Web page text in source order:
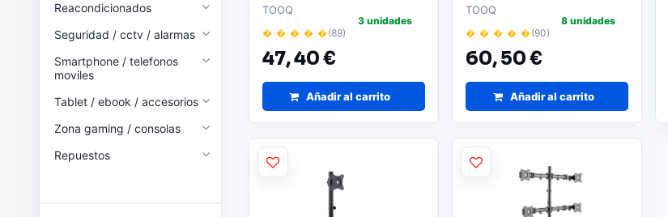
Reacondicionados
Seguridad / cctv / alarmas
Smartphone / telefonos
moviles
Tablet / ebook / accesorios
Zona gaming / consolas
Repuestos
TOOQ
� � � � �(89)
47,40 €
3 unidades
Añadir al carrito
TOOQ
� � � � �(90)
60,50 €
8 unidades
Añadir al carrito